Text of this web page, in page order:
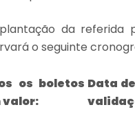
da referida
o seguinte
os boletos
valor:
Data